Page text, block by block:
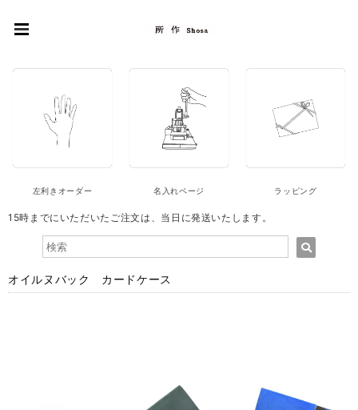
左利きオーダー 名入れページ ラッピング
15時までにいただいたご注文は、当日に発送いたします。
オイルヌバック カードケース